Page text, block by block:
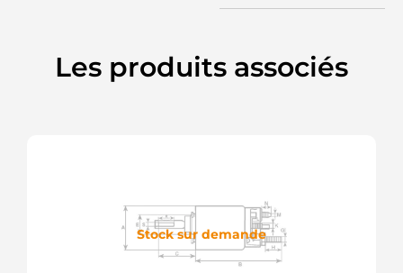
Les produits associés
Stock sur demande